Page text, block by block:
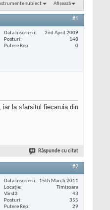
subiect Afișează
#1
Data înscrierii
2nd April 2009
Posturi
148
Putere Rep
0
la sfarsitul fiecaruia din
Răspunde cu citat
#2
Data înscrierii
15th March 2011
Locaţie
Timisoara
Vârstă
43
Posturi
355
Putere Rep
29